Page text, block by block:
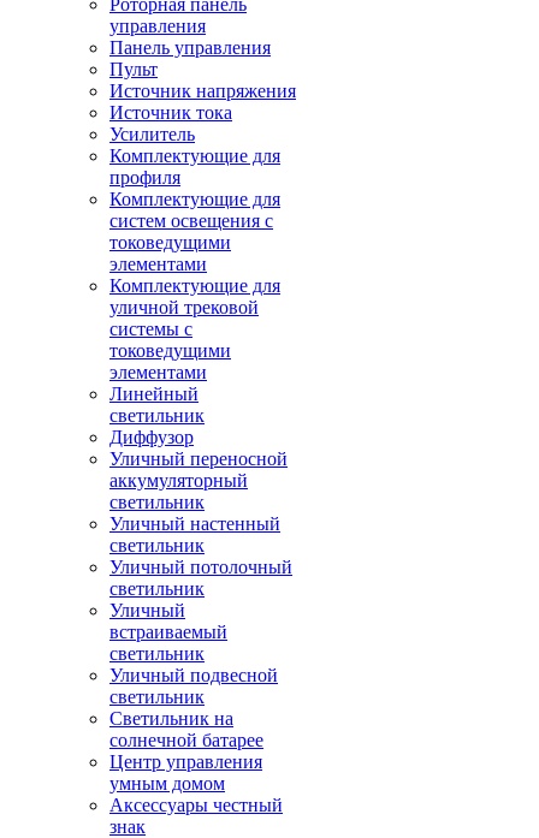
Роторная панель
управления
Панель управления
Пульт
Источник напряжения
Источник тока
Усилитель
Комплектующие для
профиля
Комплектующие для
систем освещения с
токоведущими
элементами
Комплектующие для
уличной трековой
системы с
токоведущими
элементами
Линейный
светильник
Диффузор
Уличный переносной
аккумуляторный
светильник
Уличный настенный
светильник
Уличный потолочный
светильник
Уличный
встраиваемый
светильник
Уличный подвесной
светильник
Светильник на
солнечной батарее
Центр управления
умным домом
Аксессуары честный
знак